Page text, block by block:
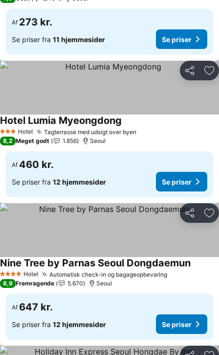
Af 273 kr.
Se priser fra 11 hjemmesider Se priser
Del
3 StjernerHotel Tagterrasse med udsigt over byen
Hotel Lumia Myeongdong
8,2 Meget godt 1.856 Seoul
Af 460 kr.
Se priser fra 12 hjemmesider Se priser
Del
4 StjernerHotel Automatisk check-in og bagageopbevaringSe priser
Nine Tree by Parnas Seoul DongdaemunSe
8,9 Fremragende 5.670 Seoul
Af 647 kr.
Se priser fra 12 hjemmesider Se priser